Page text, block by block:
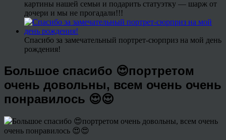
картины нашей семьи и подарить статуэтку — шарж от
дочери и мы не прогадали!!!
Спасибо за замечательный портрет-сюрприз на мой день
рождения!
Большое спасибо 😍портретом
очень довольны, всем очень очень
понравилось 😍😍